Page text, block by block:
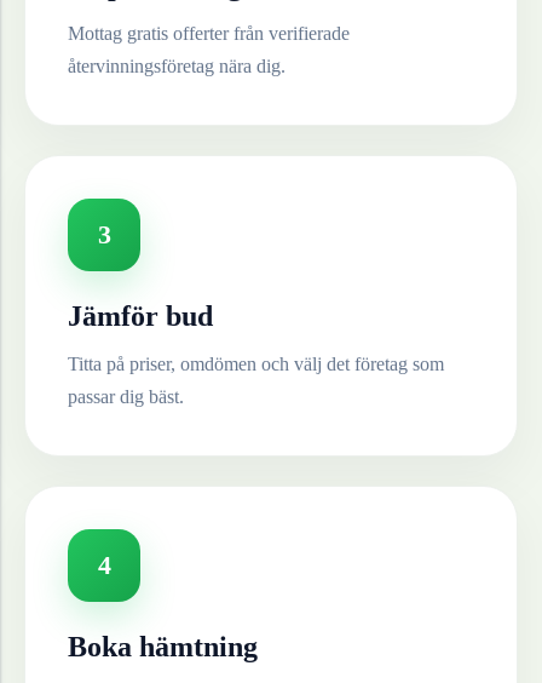
Mottag gratis offerter från verifierade
återvinningsföretag nära dig.
3
Jämför bud
Titta på priser, omdömen och välj det företag som
passar dig bäst.
4
Boka hämtning